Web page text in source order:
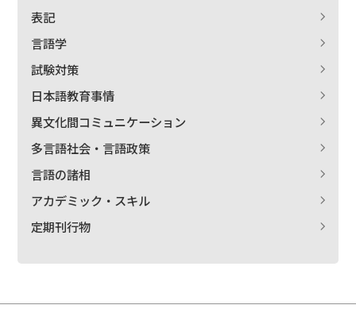
表記
言語学
試験対策
日本語教育事情
異文化間コミュニケーション
多言語社会・言語政策
言語の諸相
アカデミック・スキル
定期刊行物